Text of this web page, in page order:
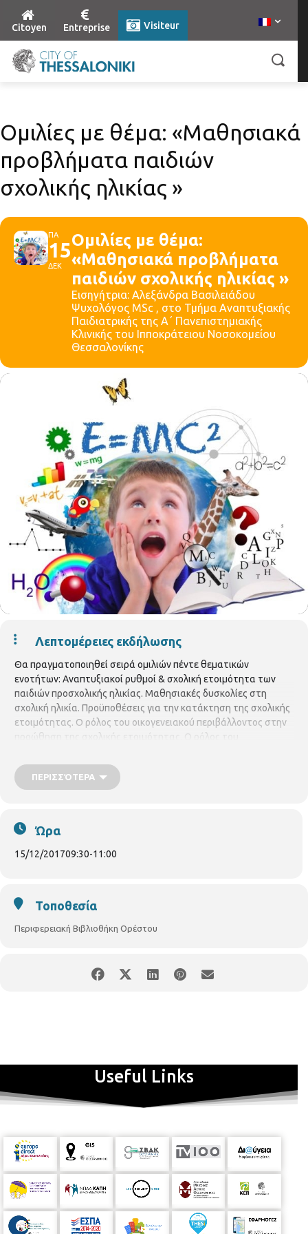
Citoyen Entreprise Visiteur
Ομιλίες με θέμα: «Μαθησιακά
προβλήματα παιδιών
σχολικής ηλικίας »
ΠΑ
15
ΔΕΚ
Ομιλίες με θέμα:
«Μαθησιακά προβλήματα
παιδιών σχολικής ηλικίας »
Εισηγήτρια: Αλεξάνδρα Βασιλειάδου
Ψυχολόγος MSc , στο Τμήμα Αναπτυξιακής
Παιδιατρικής της Α΄ Πανεπιστημιακής
Κλινικής του Ιπποκράτειου Νοσοκομείου
Θεσσαλονίκης
Λεπτομέρειες εκδήλωσης
Θα πραγματοποιηθεί σειρά ομιλιών πέντε θεματικών
ενοτήτων: Αναπτυξιακοί ρυθμοί & σχολική ετοιμότητα των
παιδιών προσχολικής ηλικίας. Μαθησιακές δυσκολίες στη
σχολική ηλικία. Προϋποθέσεις για την κατάκτηση της σχολικής
ετοιμότητας. Ο ρόλος του οικογενειακού περιβάλλοντος στην
προώθηση της σχολικής ετοιμότητας. Ο ρόλος του
μάθησης. Στο τέλος της κάθε παρουσίασης θα ακολουθήσει
συζήτηση και ερωτήσεις από τους παρευρισκομένους Οι
/11/2017.
ΠΕΡΙΣΣΌΤΕΡΑ
Ώρα
15/12/201709:30-11:00
Τοποθεσία
Περιφερειακή Βιβλιοθήκη Ορέστου
Useful Links